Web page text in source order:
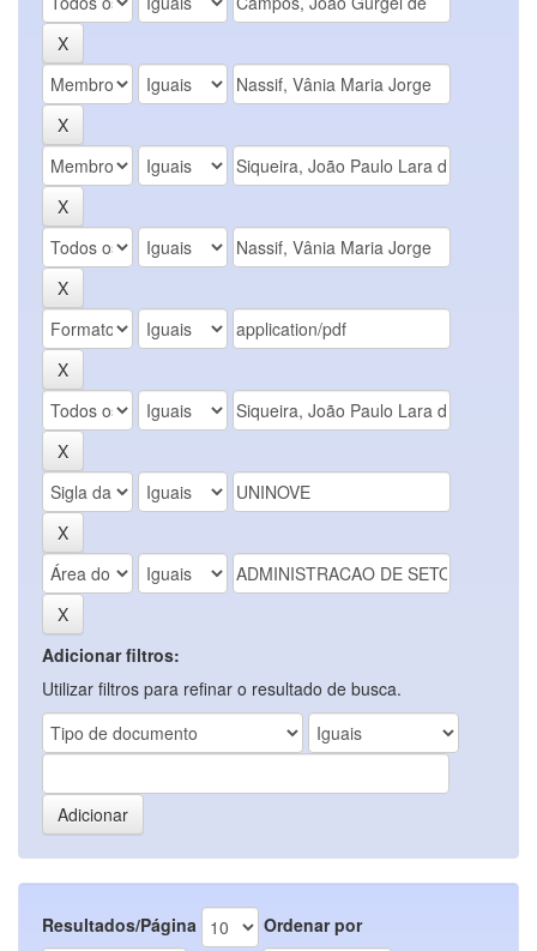
Adicionar filtros:
Utilizar filtros para refinar o resultado de busca.
Resultados/Página Ordenar por